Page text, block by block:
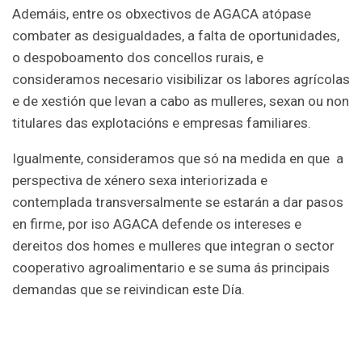
Ademáis, entre os obxectivos de AGACA atópase
combater as desigualdades, a falta de oportunidades,
o despoboamento dos concellos rurais, e
consideramos necesario visibilizar os labores agrícolas
e de xestión que levan a cabo as mulleres, sexan ou non
titulares das explotacións e empresas familiares.
Igualmente, consideramos que só na medida en que a
perspectiva de xénero sexa interiorizada e
contemplada transversalmente se estarán a dar pasos
en firme, por iso AGACA defende os intereses e
dereitos dos homes e mulleres que integran o sector
cooperativo agroalimentario e se suma ás principais
demandas que se reivindican este Día.